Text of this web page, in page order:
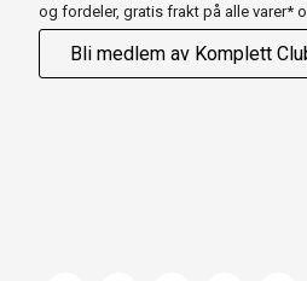
og fordeler, gratis frakt på alle varer*
Bli medlem av Komplett